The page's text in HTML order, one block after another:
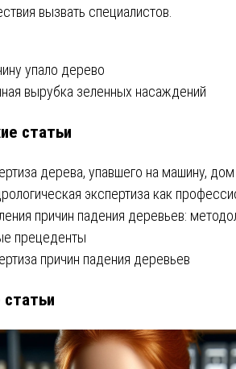
вызвать специалистов.
упало дерево
вырубка зеленных насаждений
статьи
дерева, упавшего на машину,
экспертиза как
причин падения деревьев:
прецеденты
причин падения деревьев